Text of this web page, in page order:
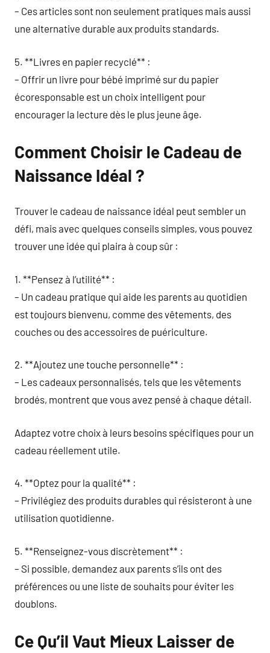
– Ces articles sont non seulement pratiques mais aussi
une alternative durable aux produits standards.
5. **Livres en papier recyclé** :
– Offrir un livre pour bébé imprimé sur du papier
écoresponsable est un choix intelligent pour
encourager la lecture dès le plus jeune âge.
Comment Choisir le Cadeau de
Naissance Idéal ?
Trouver le cadeau de naissance idéal peut sembler un
défi, mais avec quelques conseils simples, vous pouvez
trouver une idée qui plaira à coup sûr :
1. **Pensez à l’utilité** :
– Un cadeau pratique qui aide les parents au quotidien
est toujours bienvenu, comme des vêtements, des
couches ou des accessoires de puériculture.
2. **Ajoutez une touche personnelle** :
– Les cadeaux personnalisés, tels que les vêtements
brodés, montrent que vous avez pensé à chaque détail.
Adaptez votre choix à leurs besoins spécifiques pour un
cadeau réellement utile.
4. **Optez pour la qualité** :
– Privilégiez des produits durables qui résisteront à une
utilisation quotidienne.
5. **Renseignez-vous discrètement** :
– Si possible, demandez aux parents s’ils ont des
préférences ou une liste de souhaits pour éviter les
doublons.
Ce Qu’il Vaut Mieux Laisser de